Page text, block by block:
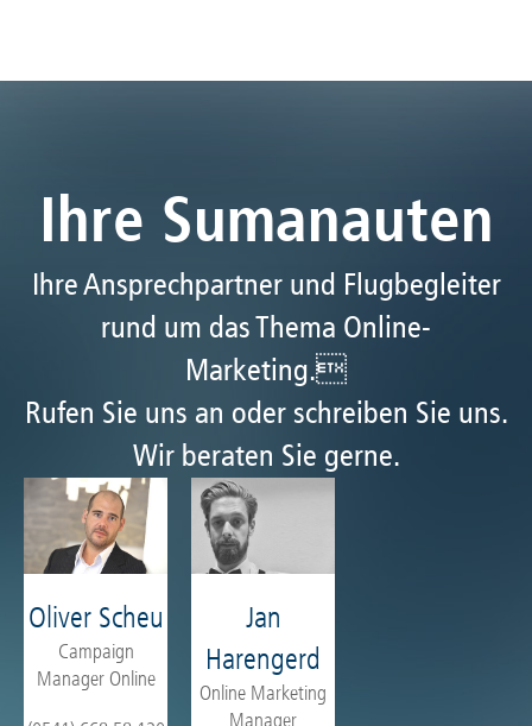
Ihre Sumanauten
Ihre Ansprechpartner und Flugbegleiter
rund um das Thema Online-
Marketing.
Rufen Sie uns an oder schreiben Sie uns.
Wir beraten Sie gerne.
Oliver Scheu
Campaign
Manager Online
Jan
Harengerd
Online Marketing
Manager